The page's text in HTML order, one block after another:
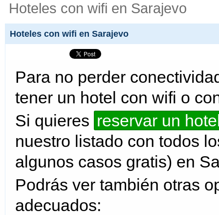
Hoteles con wifi en Sarajevo
Hoteles con wifi en Sarajevo
Para no perder
tener un hotel con wifi o
Si quieres reservar un
nuestro listado con todos
algunos casos gratis) en
Podrás ver también otras
adecuados: